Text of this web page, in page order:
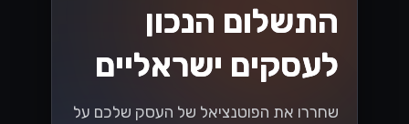
התשלום הנכון
לעסקים ישראליים
שחררו את הפוטנציאל של העסק שלכם על